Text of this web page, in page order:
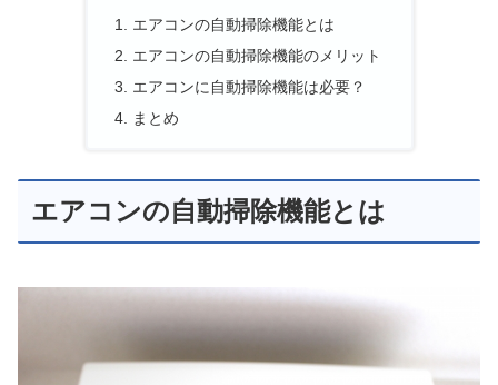
エアコンの自動掃除機能とは
エアコンの自動掃除機能のメリット
エアコンに自動掃除機能は必要？
まとめ
エアコンの自動掃除機能とは